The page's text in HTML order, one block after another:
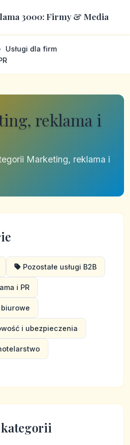
3000: Firmy & Media
Usługi dla firm
reklama i
Marketing, reklama i
Pozostałe usługi B2B
i PR
biurowe
i ubezpieczenia